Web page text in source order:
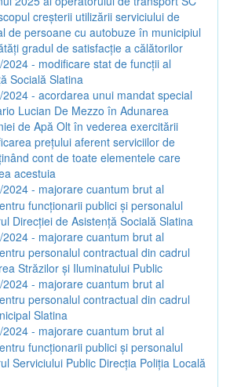
creșterii utilizării serviciului de
de persoane cu autobuze în municipiul
gradul de satisfacție a călătorilor
- modificare stat de funcții al
Socială Slatina
- acordarea unui mandat special
Lucian De Mezzo în Adunarea
de Apă Olt în vederea exercitării
prețului aferent serviciilor de
cont de toate elementele care
acestuia
- majorare cuantum brut al
funcționarii publici și personalul
Direcției de Asistență Socială Slatina
- majorare cuantum brut al
personalul contractual din cadrul
Străzilor și Iluminatului Public
- majorare cuantum brut al
personalul contractual din cadrul
Slatina
- majorare cuantum brut al
funcționarii publici și personalul
Serviciului Public Direcția Poliția Locală